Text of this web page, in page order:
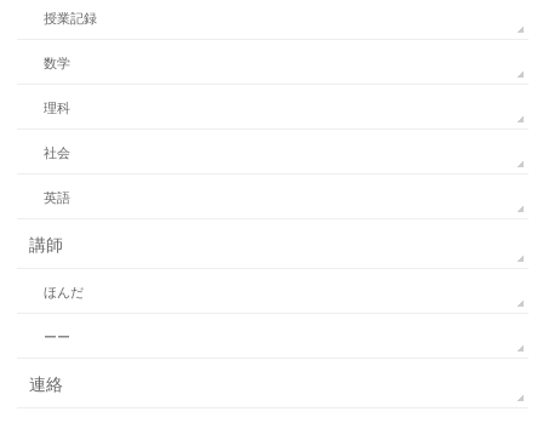
授業記録
数学
理科
社会
英語
講師
ほんだ
ーー
連絡